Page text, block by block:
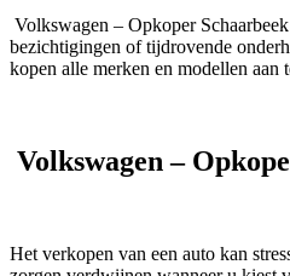
Volkswagen – Opkoper
bezichtigingen of tijdrovende
kopen alle merken en modellen aan
Volkswagen –
Het verkopen van een auto kan